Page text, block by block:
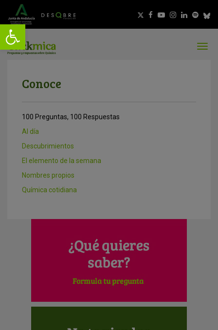
Conoce
100 Preguntas, 100 Respuestas
Al día
Descubrimientos
El elemento de la semana
Nombres propios
Química cotidiana